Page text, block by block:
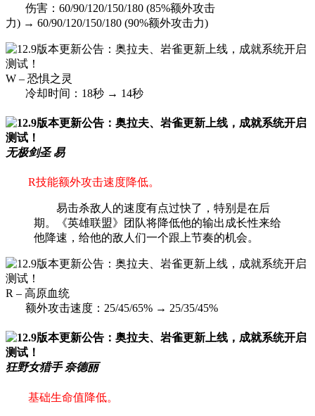
伤害：60/90/120/150/180 (85%额外攻击
力) → 60/90/120/150/180 (90%额外攻击力)
W – 恐惧之灵
冷却时间：18秒 → 14秒
无极剑圣 易
R技能额外攻击速度降低。
易击杀敌人的速度有点过快了，特别是在后
期。《英雄联盟》团队将降低他的输出成长性来给
他降速，给他的敌人们一个跟上节奏的机会。
R – 高原血统
额外攻击速度：25/45/65% → 25/35/45%
狂野女猎手 奈德丽
基础生命值降低。